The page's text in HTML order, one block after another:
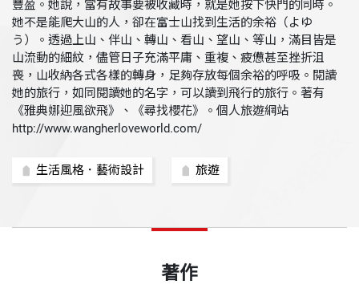
豐盈。她說，當有故事要被收藏時，就是她按下快門的同時。
她不是能爬大山的人，卻在富士山找到生活的余裕（よゆ
う）。透過上山、伴山、轉山、看山、望山、等山，滿目皆是
山流動的細紋，儘管日子充滿平庸、重複、疲憊甚至挫折沮
喪，山收納各式各樣的轉身，足夠存放每個余裕的呼吸。閱讀
她的旅行，如同閱讀她的名字，可以讀到飛行的旅行。著有
《雅典娜迎風欲飛》、《尋找櫻花》。個人旅遊網站
http://www.wangherloveworld.com/
生活風格．藝術設計 旅遊
著作